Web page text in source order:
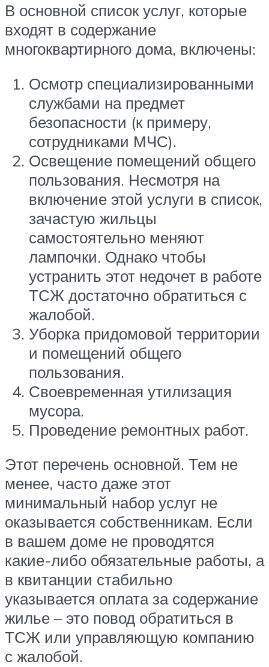
В основной список услуг, которые
входят в содержание
многоквартирного дома, включены:
Осмотр специализированными
службами на предмет
безопасности (к примеру,
сотрудниками МЧС).
Освещение помещений общего
пользования. Несмотря на
включение этой услуги в список,
зачастую жильцы
самостоятельно меняют
лампочки. Однако чтобы
устранить этот недочет в работе
ТСЖ достаточно обратиться с
жалобой.
Уборка придомовой территории
и помещений общего
пользования.
Своевременная утилизация
мусора.
Проведение ремонтных работ.
Этот перечень основной. Тем не
менее, часто даже этот
минимальный набор услуг не
оказывается собственникам. Если
в вашем доме не проводятся
какие-либо обязательные работы, а
в квитанции стабильно
указывается оплата за содержание
жилье – это повод обратиться в
ТСЖ или управляющую компанию
с жалобой.